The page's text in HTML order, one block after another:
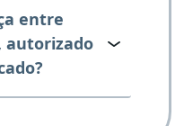
entre
autorizado